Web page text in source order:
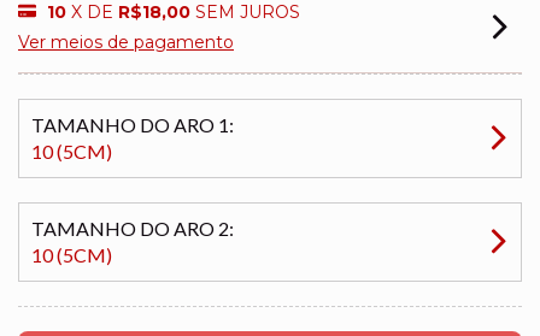
10 X DE R$18,00 SEM JUROS
Ver meios de pagamento
TAMANHO DO ARO 1:
10 (5CM)
TAMANHO DO ARO 2:
10 (5CM)